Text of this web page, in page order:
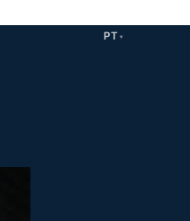
PT ▾